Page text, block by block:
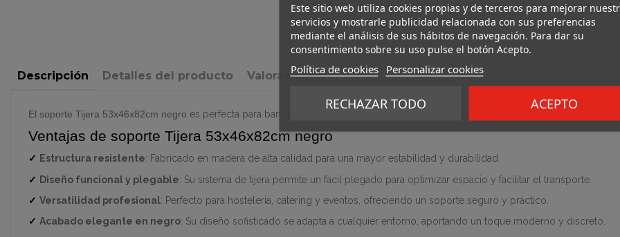
Este sitio web utiliza cookies propias y de terceros para mejorar
servicios y mostrarle publicidad relacionada con sus preferencias
mediante el análisis de sus hábitos de navegación. Para dar su
consentimiento sobre su uso pulse el botón Acepto.
Política de cookies Personalizar cookies
RECHAZAR TODO ACEPTO
Descripción Detalles del producto Valoraciones(0)
El soporte Tijera 53x46x82cm negro es perfecta para bandeja camarero de diseño moderno y eficiente aporta un toque elegante a
Ventajas de soporte Tijera 53x46x82cm negro
✓ Estructura resistente: Fabricado en madera de alta calidad para una mayor estabilidad y durabilidad.
✓ Diseño funcional y plegable: Su sistema de tijera permite un fácil plegado para optimizar espacio y facilitar el transporte.
✓ Versatilidad profesional: Perfecto para hostelería, catering y eventos, ofreciendo un soporte seguro y práctico.
✓ Acabado elegante en negro: Su diseño sofisticado se adapta a cualquier entorno, aportando un toque moderno y discreto.